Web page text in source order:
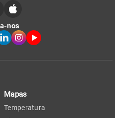
nos
Mapas
Temperatura